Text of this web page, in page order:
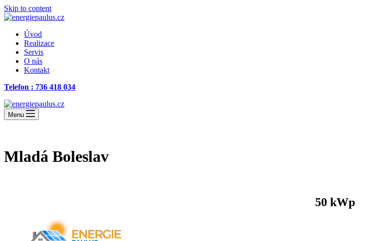
Skip to content
Úvod
Realizace
Servis
O nás
Kontakt
Telefon : 736 418 034
Menu
Mladá Boleslav
50 kWp